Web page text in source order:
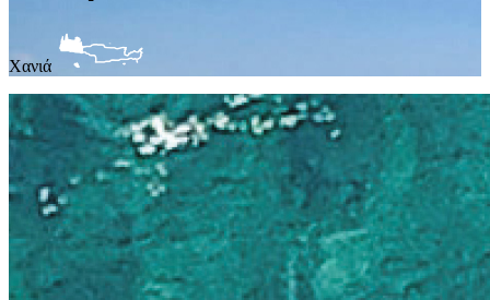
Χανιά